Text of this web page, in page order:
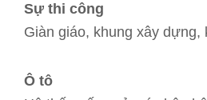
Sự thi công
Giàn giáo, khung xây dựng,
Ô tô